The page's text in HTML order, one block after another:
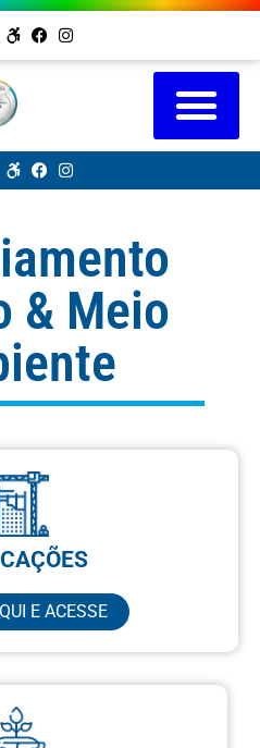
& Meio
E ACESSE